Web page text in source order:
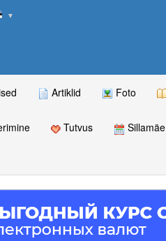
▼
Artiklid Foto
Tutvus Sillamäe